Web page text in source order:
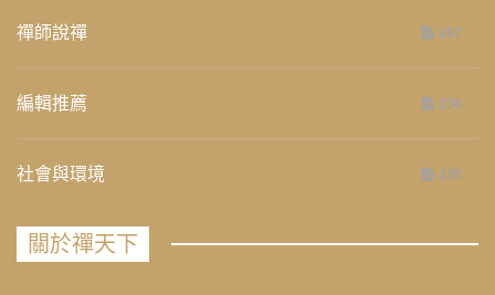
禪師說禪 267
編輯推薦 236
社會與環境 235
關於禪天下